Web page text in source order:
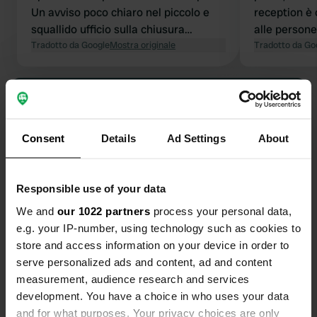
Consent Details Ad Settings About
Responsible use of your data
We and our 1022 partners process your personal data,
e.g. your IP-number, using technology such as cookies to
store and access information on your device in order to
serve personalized ads and content, ad and content
measurement, audience research and services
development. You have a choice in who uses your data
and for what purposes. Your privacy choices are only
Un avviso poco chiaro nel piccolo e
squallido ufficio sulla chiusura
domenicale. Nessuno nel campeggio.
andremo a Richelieu.
Tradotto da GoogleMostra originale
reception è
alle
terrazze,
Bellissimo
Tradotto da
Sei stato qui?
Contatto
Posizione
Avenue de Schaafheim 6
Copia